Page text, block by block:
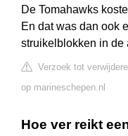
De Tomahawks
En dat was dan ook
struikelblokken in de
Verzoek tot
op marineschepen.nl
Hoe ver reikt